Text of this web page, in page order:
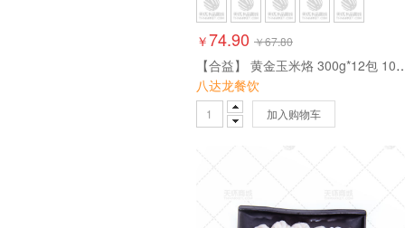
￥74.90 ￥67.80
【合益】 黄金玉米烙
八达龙餐饮
加入购物车